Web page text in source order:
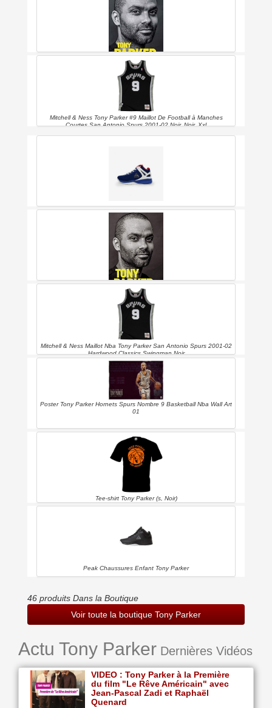
Tony Parker, Au-delà De Tous Mes Rêves
Mitchell & Ness Tony Parker #9 Maillot De Football à Manches
Courtes San Antonio Spurs 2001-02 Noir, Noir, Xxl
Peak - Tony Parker Nv Jr - Chaussures Basket - Bleu Marine/bleu
Nuit - Taille 34
Tony Parker: Beyond All Of My Dreams
Mitchell & Ness Maillot Nba Tony Parker San Antonio Spurs 2001-02
Hardwood Classics Swingman Noir
Poster Tony Parker Hornets Spurs Nombre 9 Basketball Nba Wall Art
01
Tee-shirt Tony Parker (s, Noir)
Peak Chaussures Enfant Tony Parker
46 produits Dans la Boutique
Voir toute la boutique Tony Parker
Actu Tony Parker Dernières Vidéos
VIDEO : Tony Parker à la Première
du film "Le Rêve Américain" avec
Jean-Pascal Zadi et Raphaël
Quenard